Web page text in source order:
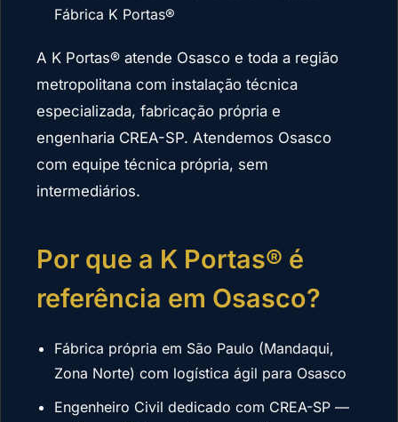
Fábrica K Portas®
A K Portas® atende Osasco e toda a região
metropolitana com instalação técnica
especializada, fabricação própria e
engenharia CREA-SP. Atendemos Osasco
com equipe técnica própria, sem
intermediários.
Por que a K Portas® é
referência em Osasco?
Fábrica própria em São Paulo (Mandaqui,
Zona Norte) com logística ágil para Osasco
Engenheiro Civil dedicado com CREA-SP —